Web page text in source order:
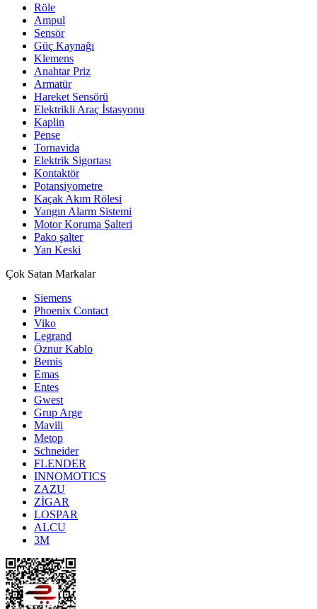
Röle
Ampul
Sensör
Güç Kaynağı
Klemens
Anahtar Priz
Armatür
Hareket Sensörü
Elektrikli Araç İstasyonu
Kaplin
Pense
Tornavida
Elektrik Sigortası
Kontaktör
Potansiyometre
Kaçak Akım Rölesi
Yangın Alarm Sistemi
Motor Koruma Şalteri
Pako şalter
Yan Keski
Çok Satan Markalar
Siemens
Phoenix Contact
Viko
Legrand
Öznur Kablo
Bemis
Emas
Entes
Gwest
Grup Arge
Mavili
Metop
Schneider
FLENDER
INNOMOTICS
ZAZU
ZİGAR
LOSPAR
ALCU
3M